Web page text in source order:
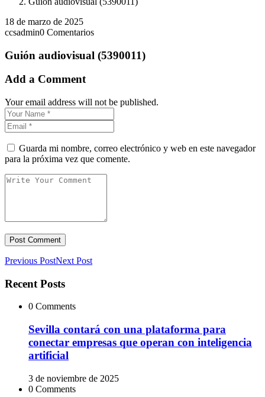
18 de marzo de 2025
ccsadmin0 Comentarios
Guión audiovisual (5390011)
Add a Comment
Your email address will not be published.
Guarda mi nombre, correo electrónico y web en este navegador
para la próxima vez que comente.
Previous PostNext Post
Recent Posts
0 Comments
Sevilla contará con una plataforma para
conectar empresas que operan con inteligencia
artificial
3 de noviembre de 2025
0 Comments